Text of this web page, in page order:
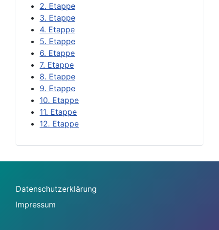
2. Etappe
3. Etappe
4. Etappe
5. Etappe
6. Etappe
7. Etappe
8. Etappe
9. Etappe
10. Etappe
11. Etappe
12. Etappe
Datenschutzerklärung
Impressum